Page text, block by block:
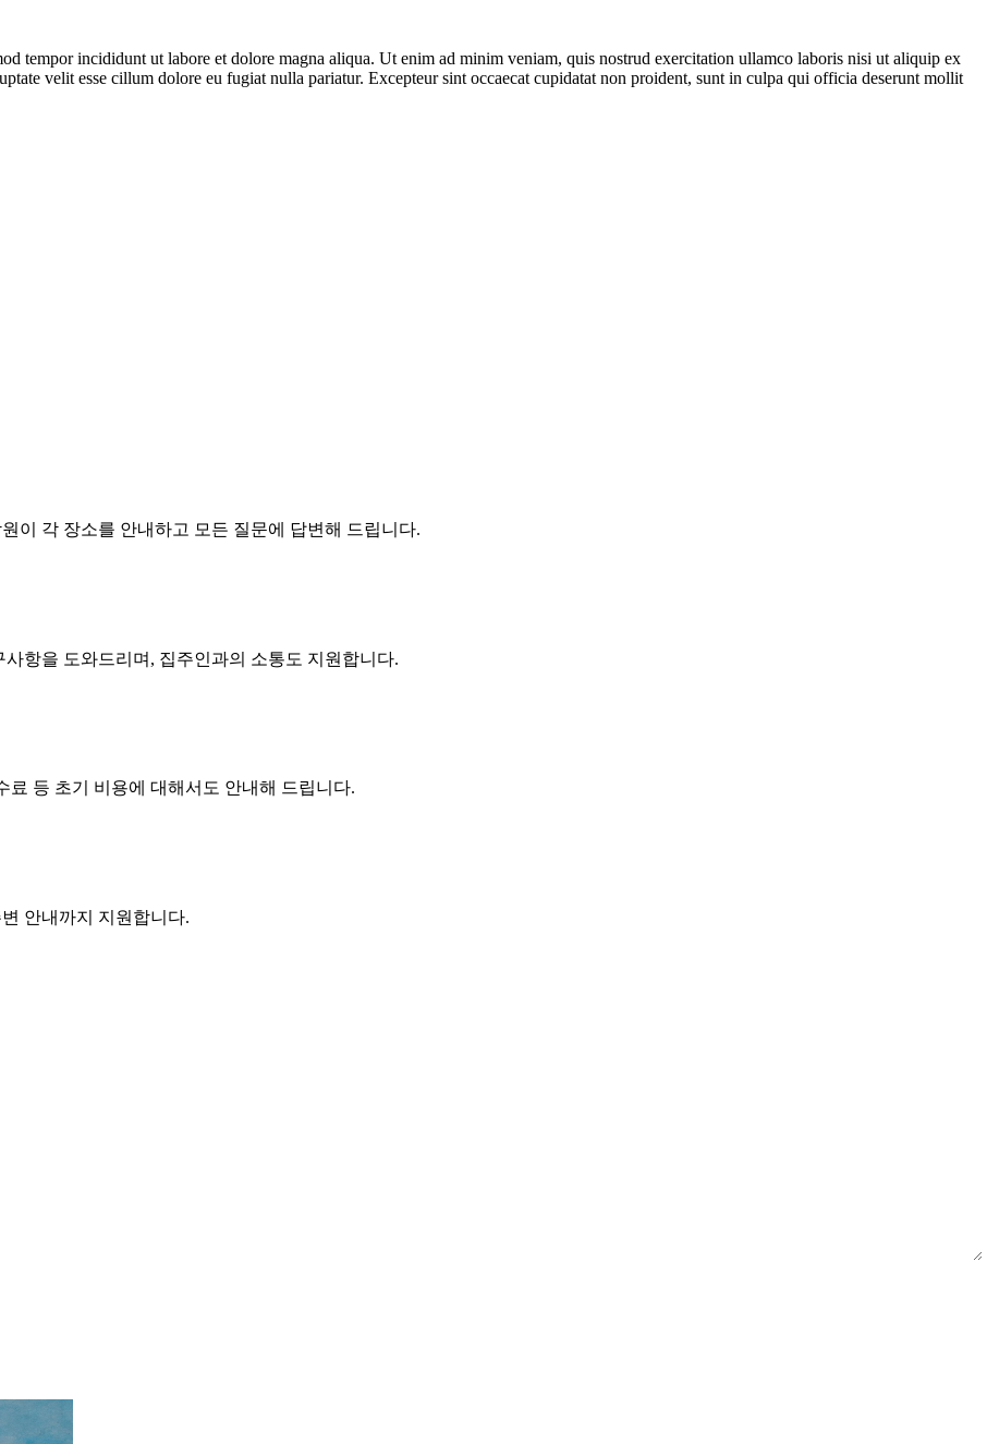
tempor incididunt ut labore et dolore magna aliqua. Ut enim ad minim veniam, quis nostrud exercitation ullamco laboris nisi ut aliquip ex
velit esse cillum dolore eu fugiat nulla pariatur. Excepteur sint occaecat cupidatat non proident, sunt in culpa qui officia deserunt mollit
이 각 장소를 안내하고 모든 질문에 답변해 드립니다.
항을 도와드리며, 집주인과의 소통도 지원합니다.
등 초기 비용에 대해서도 안내해 드립니다.
안내까지 지원합니다.